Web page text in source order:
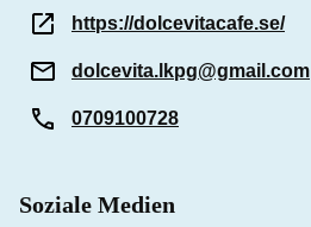
https://dolcevitacafe.se/
dolcevita.lkpg@gmail.com
0709100728
Soziale Medien